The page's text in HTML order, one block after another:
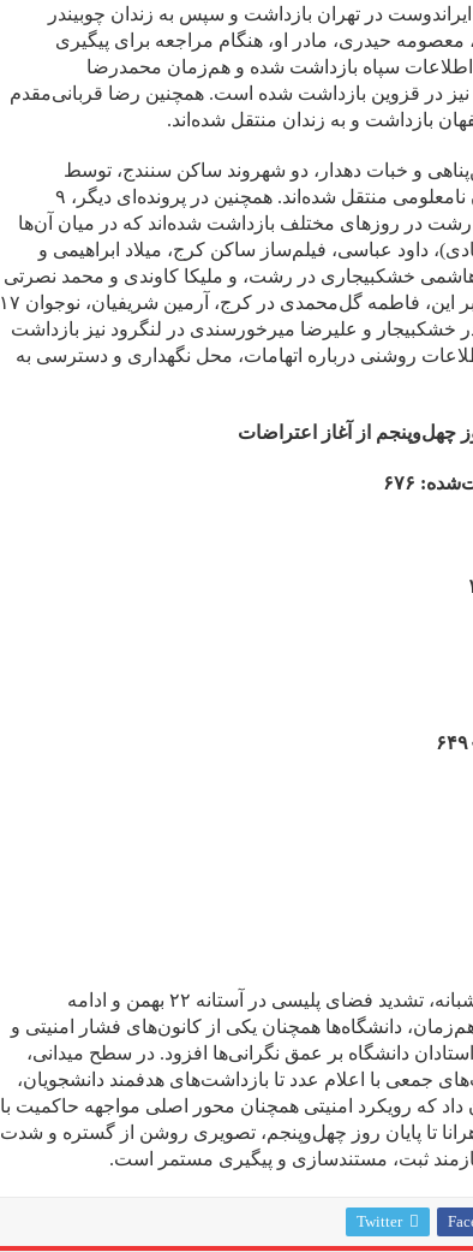
در تهران بازداشت و سپس به زندان چوبیندر
حیدری، مادر او، هنگام مراجعه برای پیگیری
سپاه بازداشت شده و هم‌زمان محمدرضا
نیز در قزوین بازداشت شده است. همچنین رضا قربانی‌مقدم
بازداشت و به زندان منتقل شده‌اند.
و خبات دهدار، دو شهروند ساکن سنندج، توسط
نیروهای امنیتی بازداشت و به مکان نامعلومی منتقل شده‌اند. همچنین در پرونده‌ای دیگر، ۹
رشت در روزهای مختلف بازداشت شده‌اند که در میان آن‌ها
داود عباسی، فیلم‌ساز ساکن کرج، میلاد ابراهیمی و
هاشمی خشکبیجاری در رشت، و ملیکا کاوندی و محمد نصرتی
در کرج گزارش شده است. افزون بر این، فاطمه گل‌محمدی در کرج، آرمین شریفیان، نوجوان ۱۷
و علیرضا میرخورسندی در لنگرود نیز بازداشت
روشنی درباره اتهامات، محل نگهداری و دسترسی به
چهل‌وپنجم از آغاز اعتراضات
۶۷۶
روز چهل‌وپنجم با تداوم اعتراضات شبانه، تشدید فضای پلیسی در آستانه ۲۲ بهمن و ادامه
دانشگاه‌ها همچنان یکی از کانون‌های فشار امنیتی و
دانشگاه بر عمق نگرانی‌ها افزود. در سطح میدانی،
جمعی با اعلام عدد تا بازداشت‌های هدفمند دانشجویان،
که رویکرد امنیتی همچنان محور اصلی مواجهه حاکمیت با
تا پایان روز چهل‌وپنجم، تصویری روشن از گستره و شدت
ثبت، مستندسازی و پیگیری مستمر است.
Twitter